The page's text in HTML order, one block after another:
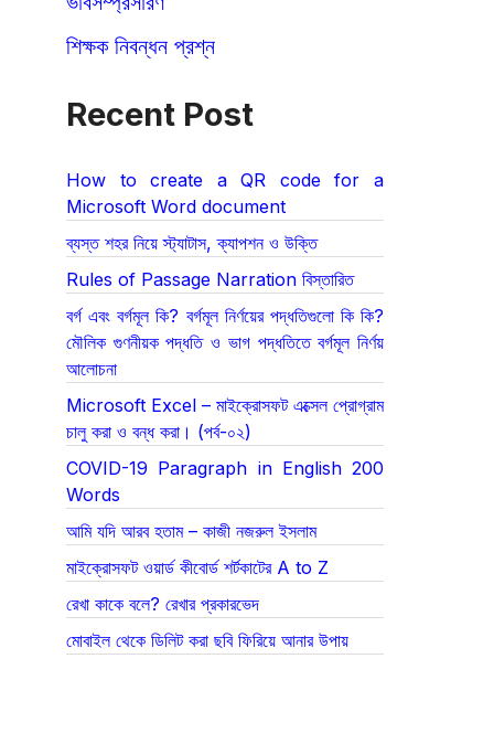
শিক্ষক নিবন্ধন প্রশ্ন
Recent Post
How to create a QR code for a
Microsoft Word document
ব্যস্ত শহর নিয়ে স্ট্যাটাস, ক্যাপশন ও উক্তি
Rules of Passage Narration বিস্তারিত
বর্গ এবং বর্গমূল কি? বর্গমূল নির্ণয়ের পদ্ধতিগুলো কি কি?
মৌলিক গুণনীয়ক পদ্ধতি ও ভাগ পদ্ধতিতে বর্গমূল নির্ণয়
আলোচনা
Microsoft Excel – মাইক্রোসফট এক্সেল প্রোগ্রাম
চালু করা ও বন্ধ করা। (পর্ব-০২)
COVID-19 Paragraph in English 200
Words
আমি যদি আরব হতাম – কাজী নজরুল ইসলাম
মাইক্রোসফট ওয়ার্ড কীবোর্ড শর্টকাটের A to Z
রেখা কাকে বলে? রেখার প্রকারভেদ
মোবাইল থেকে ডিলিট করা ছবি ফিরিয়ে আনার উপায়